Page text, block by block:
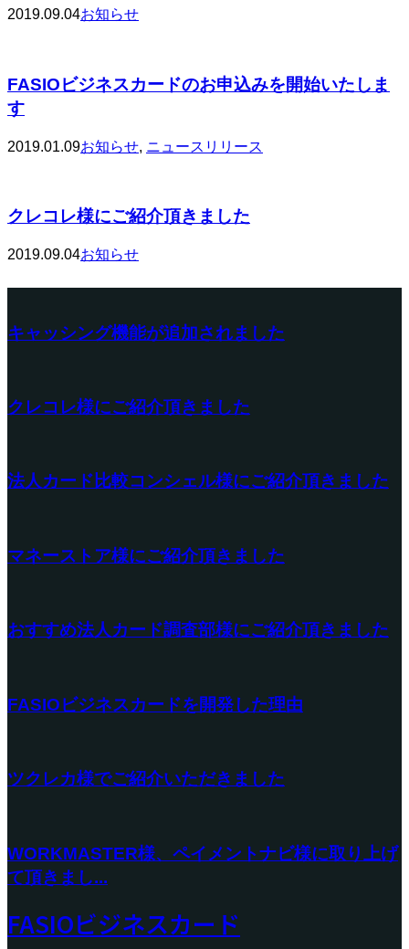
2019.09.04お知らせ
FASIOビジネスカードのお申込みを開始いたしま
す
2019.01.09お知らせ, ニュースリリース
クレコレ様にご紹介頂きました
2019.09.04お知らせ
キャッシング機能が追加されました
クレコレ様にご紹介頂きました
法人カード比較コンシェル様にご紹介頂きました
マネーストア様にご紹介頂きました
おすすめ法人カード調査部様にご紹介頂きました
FASIOビジネスカードを開発した理由
ツクレカ様でご紹介いただきました
WORKMASTER様、ペイメントナビ様に取り上げ
て頂きまし...
FASIOビジネスカード